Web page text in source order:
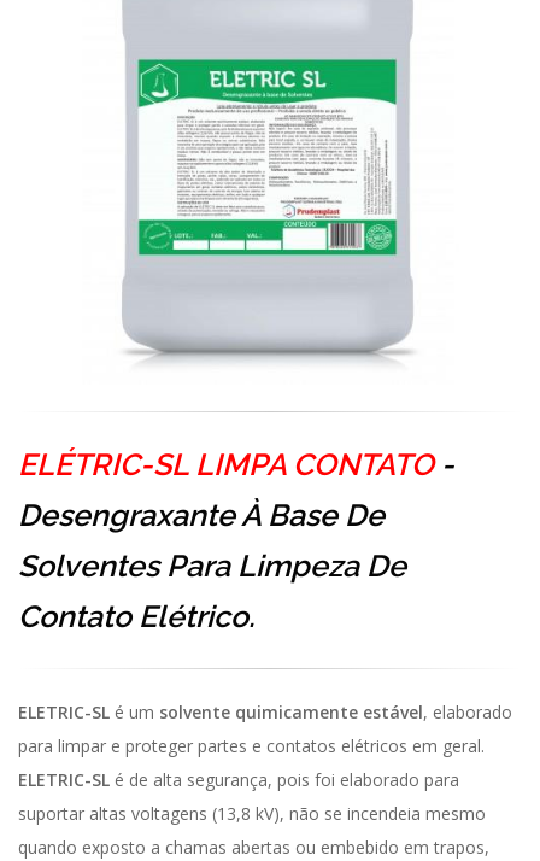
ELÉTRIC-SL LIMPA CONTATO-
Desengraxante À Base De
Solventes Para Limpeza De
Contato Elétrico.
ELETRIC-SL é um solvente quimicamente estável, elaborado
para limpar e proteger partes e contatos elétricos em geral.
ELETRIC-SL é de alta segurança, pois foi elaborado para
suportar altas voltagens (13,8 kV), não se incendeia mesmo
quando exposto a chamas abertas ou embebido em trapos,